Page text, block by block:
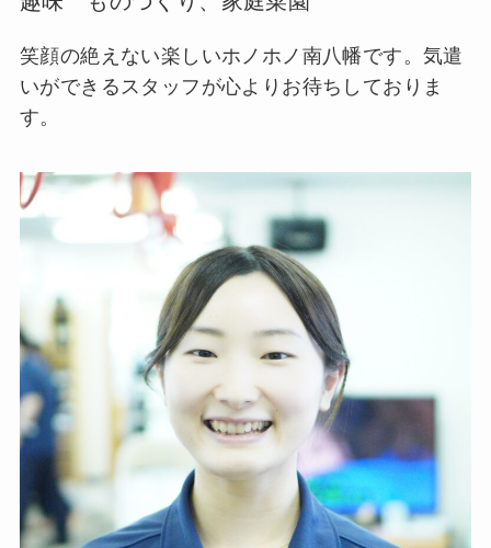
笑顔の絶えない楽しいホノホノ南八幡です。気遣
いができるスタッフが心よりお待ちしておりま
す。